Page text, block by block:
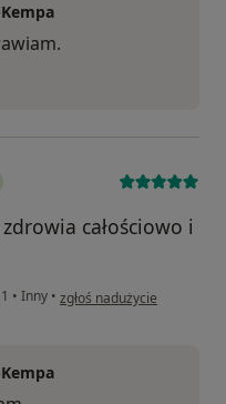
całościowo i
• Inny • w opinii użytkownika AN
zgłoś nadużycie